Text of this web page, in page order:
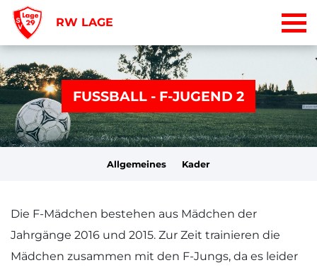
RW LAGE
FUSSBALL - F-JUGEND 2
Allgemeines Kader
Die F-Mädchen bestehen aus Mädchen der
Jahrgänge 2016 und 2015. Zur Zeit trainieren die
Mädchen zusammen mit den F-Jungs, da es leider